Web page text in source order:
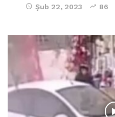
Şub 22, 2023 86